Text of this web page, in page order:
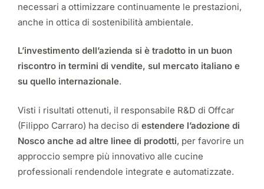
necessari a ottimizzare continuamente le prestazioni,
anche in ottica di sostenibilità ambientale.
L’investimento dell’azienda si è tradotto in un buon
riscontro in termini di vendite, sul mercato italiano e
su quello internazionale.
Visti i risultati ottenuti, il responsabile R&D di Offcar
(Filippo Carraro) ha deciso di estendere l’adozione di
Nosco anche ad altre linee di prodotti, per favorire un
approccio sempre più innovativo alle cucine
professionali rendendole integrate e automatizzate.